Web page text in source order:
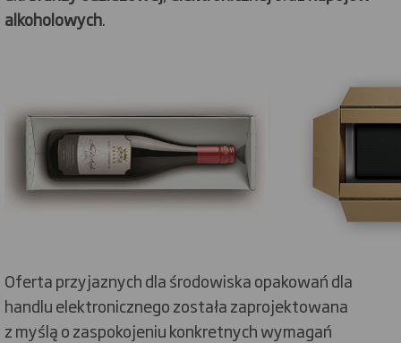
alkoholowych.
Oferta przyjaznych dla środowiska opakowań dla
handlu elektronicznego została zaprojektowana
z myślą o zaspokojeniu konkretnych wymagań